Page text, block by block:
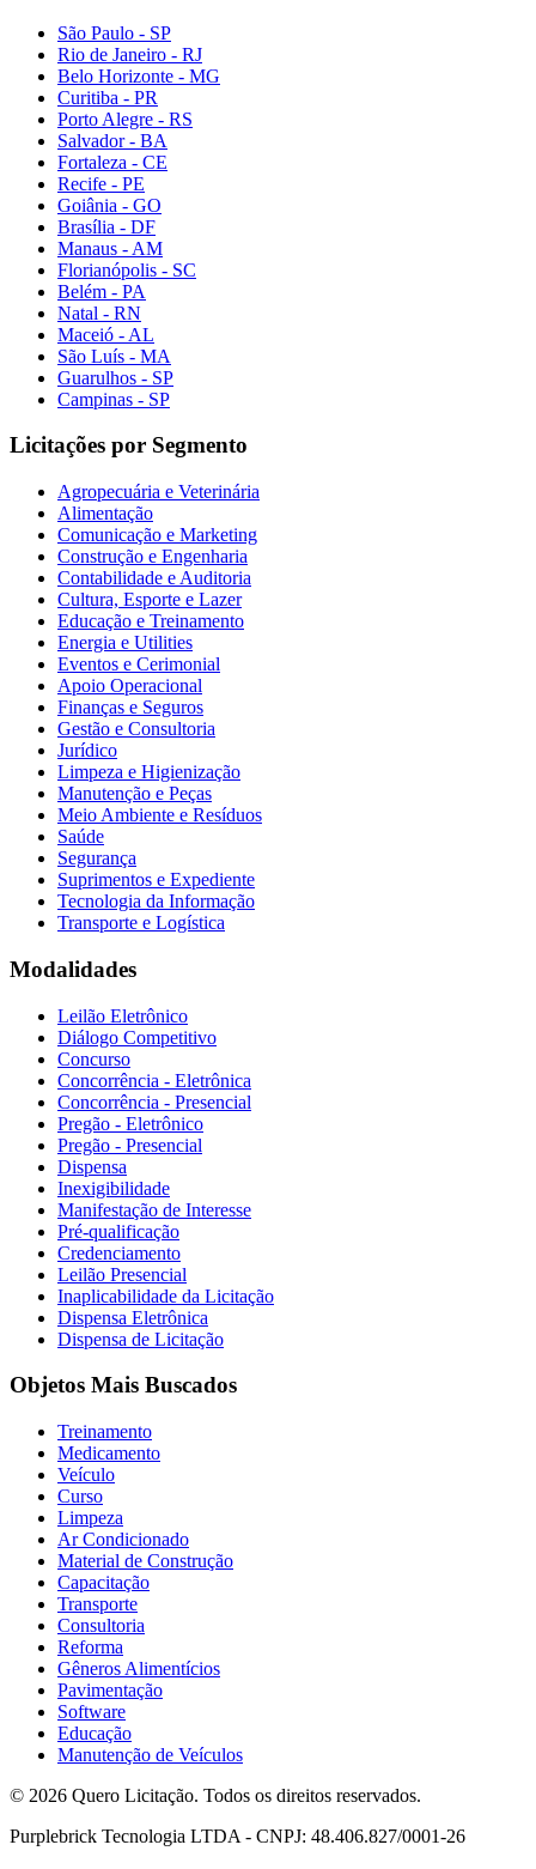
São Paulo - SP
Rio de Janeiro - RJ
Belo Horizonte - MG
Curitiba - PR
Porto Alegre - RS
Salvador - BA
Fortaleza - CE
Recife - PE
Goiânia - GO
Brasília - DF
Manaus - AM
Florianópolis - SC
Belém - PA
Natal - RN
Maceió - AL
São Luís - MA
Guarulhos - SP
Campinas - SP
Licitações por Segmento
Agropecuária e Veterinária
Alimentação
Comunicação e Marketing
Construção e Engenharia
Contabilidade e Auditoria
Cultura, Esporte e Lazer
Educação e Treinamento
Energia e Utilities
Eventos e Cerimonial
Apoio Operacional
Finanças e Seguros
Gestão e Consultoria
Jurídico
Limpeza e Higienização
Manutenção e Peças
Meio Ambiente e Resíduos
Saúde
Segurança
Suprimentos e Expediente
Tecnologia da Informação
Transporte e Logística
Modalidades
Leilão Eletrônico
Diálogo Competitivo
Concurso
Concorrência - Eletrônica
Concorrência - Presencial
Pregão - Eletrônico
Pregão - Presencial
Dispensa
Inexigibilidade
Manifestação de Interesse
Pré-qualificação
Credenciamento
Leilão Presencial
Inaplicabilidade da Licitação
Dispensa Eletrônica
Dispensa de Licitação
Objetos Mais Buscados
Treinamento
Medicamento
Veículo
Curso
Limpeza
Ar Condicionado
Material de Construção
Capacitação
Transporte
Consultoria
Reforma
Gêneros Alimentícios
Pavimentação
Software
Educação
Manutenção de Veículos
© 2026 Quero Licitação. Todos os direitos reservados.
Purplebrick Tecnologia LTDA - CNPJ: 48.406.827/0001-26